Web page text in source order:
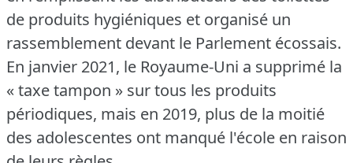
de produits hygiéniques et organisé un
rassemblement devant le Parlement écossais.
En janvier 2021, le Royaume-Uni a supprimé la
« taxe tampon » sur tous les produits
périodiques, mais en 2019, plus de la moitié
des adolescentes ont manqué l'école en raison